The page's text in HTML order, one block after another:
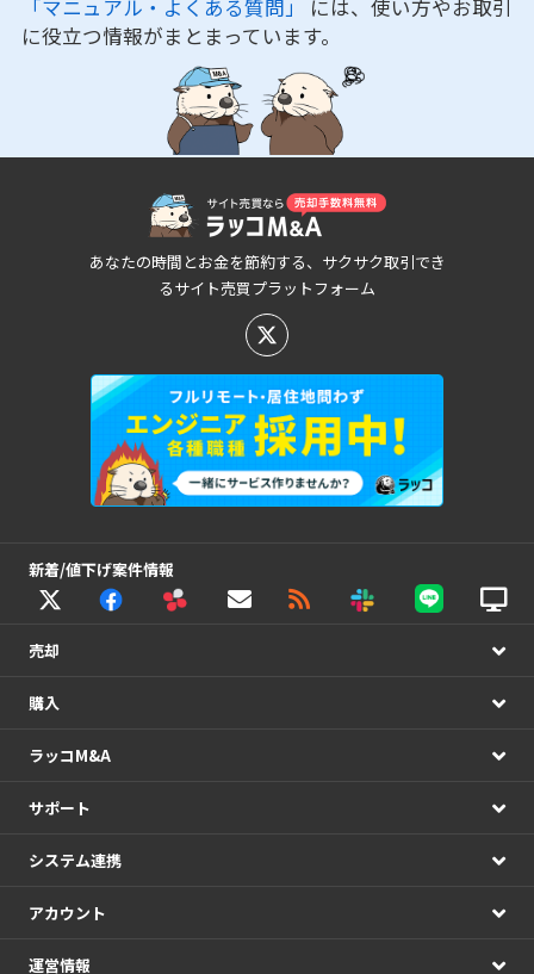
「マニュアル・よくある質問」 には、使い方やお取引
に役立つ情報がまとまっています。
あなたの時間とお金を節約する、サクサク取引でき
るサイト売買プラットフォーム
新着/値下げ案件情報
売却
購入
ラッコM&A
サポート
システム連携
アカウント
運営情報